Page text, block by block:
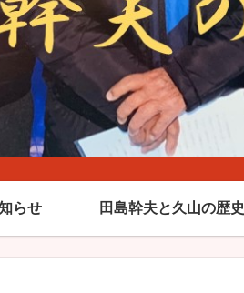
らせ 田島幹夫と久山の歴史